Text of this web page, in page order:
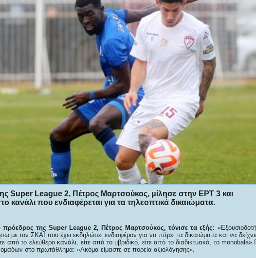
Super League 2, Πέτρος Μαρτσούκος, μίλησε στην ΕΡΤ 3 και
κανάλι που ενδιαφέρεται για τα τηλεοπτικά δικαιώματα.
πρόεδρος της Super League 2, Πέτρος Μαρτσούκος, τόνισε τα εξής:
με τον ΣΚΑΪ που έχει εκδηλώσει ενδιαφέρον για να πάρει τα δικαιώματα και να
από το ελεύθερο κανάλι, είτε από το υβριδικό, είτε από το διαδικτυακό, το
στο πρωτάθλημα: «Ακόμα είμαστε σε πορεία αξιολόγησης».